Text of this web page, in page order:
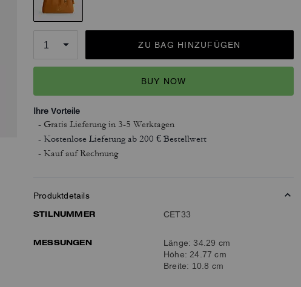
ZU BAG HINZUFÜGEN
BUY NOW
Ihre Vorteile
- Gratis Lieferungin 3-5 Werktagen
- Kostenlose Lieferung ab 200 € Bestellwert
- Kauf auf Rechnung
Produktdetails
STILNUMMER
CET33
MESSUNGEN
Länge: 34.29 cm
Höhe: 24.77 cm
Breite: 10.8 cm